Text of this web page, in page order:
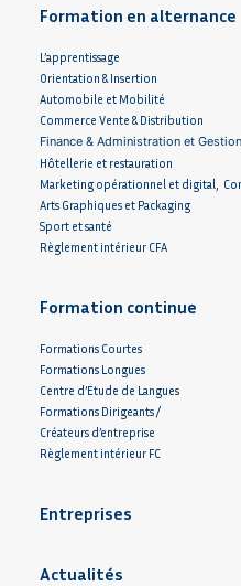
Formation en alternance
L’apprentissage
Orientation & Insertion
Automobile et Mobilité
Commerce Vente & Distribution
Finance & Administration et
Hôtellerie et restauration
Marketing opérationnel et digital,
Arts Graphiques et Packaging
Sport et santé
Règlement intérieur CFA
Formation continue
Formations Courtes
Formations Longues
Centre d’Etude de Langues
Formations Dirigeants /
Créateurs d’entreprise
Règlement intérieur FC
Entreprises
Actualités